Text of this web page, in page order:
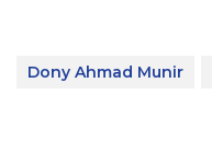
Dony Ahmad Munir